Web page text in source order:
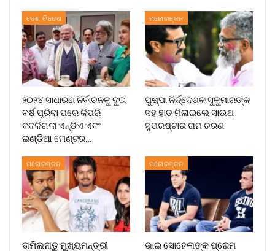
ଦେଶ ବିଦେଶ
୨୦୨୪ ସାଧାରଣ ନିର୍ବାଚନକୁ ଦୁଇ
ବର୍ଷ ପୂରିବା ପରେ କିପରି
ବଦଳିଗଲା ଏନ୍‌ଡିଏ ଏବଂ
ଇଣ୍ଡିଆ ମେଣ୍ଟର…
ମନୋରଞ୍ଜନ
ପୁଷ୍ପା ନିର୍ଦ୍ଦେଶକ ସୁକୁମାରଙ୍କ
ସହ ହାତ ମିଳାଇଲେ ସାଉଥ
ସୁପରଷ୍ଟାର ରାମ ଚରଣ
ମନୋରଞ୍ଜନ
ତାମିଲନାଡୁ ମୁଖ୍ୟମନ୍ତ୍ରୀ
ମନୋରଞ୍ଜନ
ଭାଇ ସୋହେଲଙ୍କ ପ୍ରେମ